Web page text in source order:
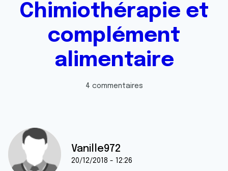
Chimiothérapie et
complément
alimentaire
4 commentaires
Vanille972
20/12/2018 - 12:26